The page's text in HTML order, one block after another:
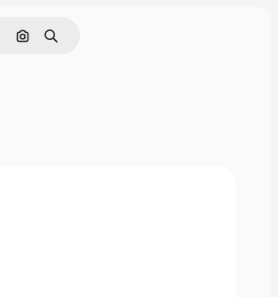
画像で検索
検索